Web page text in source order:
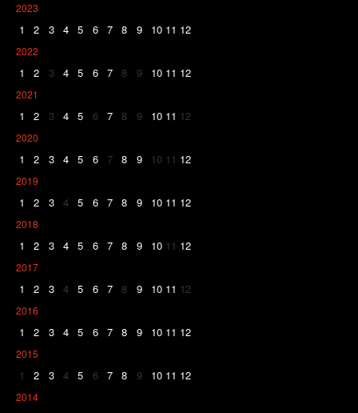
2023
1 2 3 4 5 6 7 8 9 10 11 12
2022
1 2 3 4 5 6 7 8 9 10 11 12
2021
1 2 3 4 5 6 7 8 9 10 11 12
2020
1 2 3 4 5 6 7 8 9 10 11 12
2019
1 2 3 4 5 6 7 8 9 10 11 12
2018
1 2 3 4 5 6 7 8 9 10 11 12
2017
1 2 3 4 5 6 7 8 9 10 11 12
2016
1 2 3 4 5 6 7 8 9 10 11 12
2015
1 2 3 4 5 6 7 8 9 10 11 12
2014